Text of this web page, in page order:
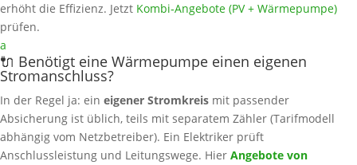
erhöht die Effizienz. Jetzt Kombi‑Angebote (PV + Wärmepumpe)
prüfen.
a
🔌 Benötigt eine Wärmepumpe einen eigenen
Stromanschluss?
In der Regel ja: ein eigener Stromkreis mit passender
Absicherung ist üblich, teils mit separatem Zähler (Tarifmodell
abhängig vom Netzbetreiber). Ein Elektriker prüft
Anschlussleistung und Leitungswege. Hier Angebote von